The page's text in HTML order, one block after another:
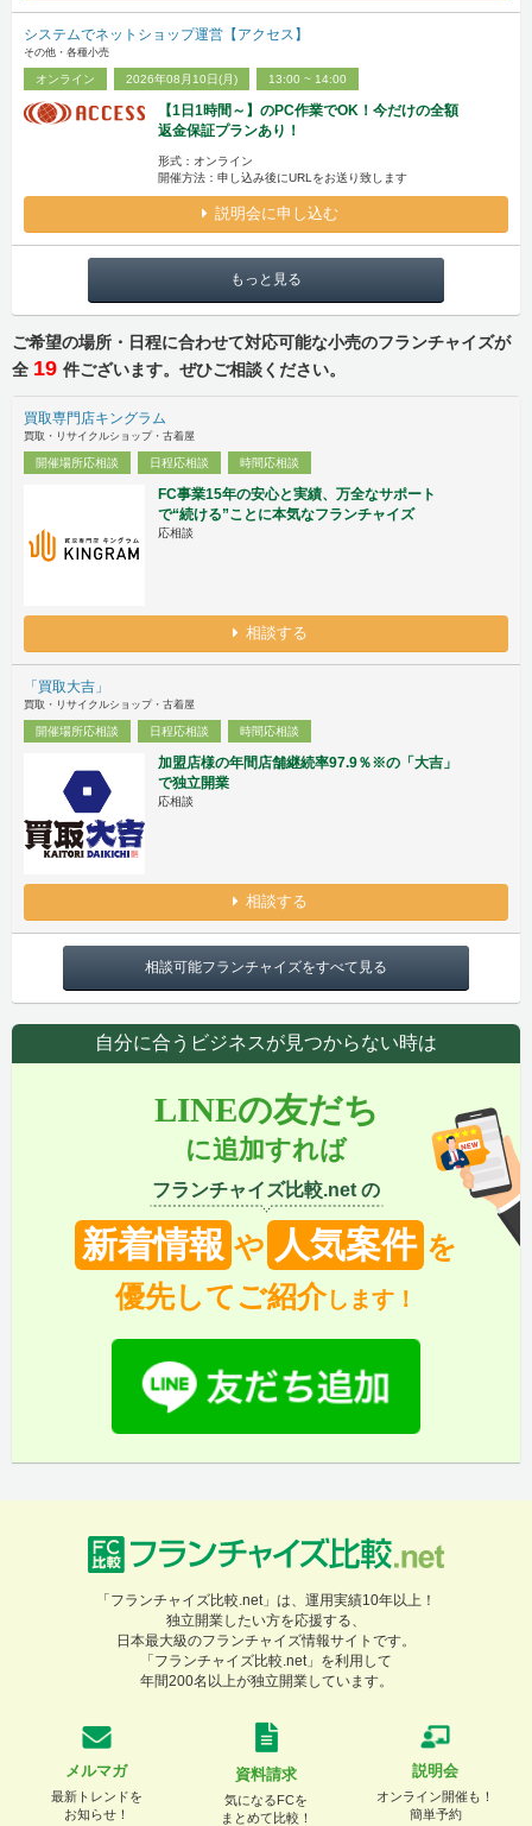
システムでネットショップ運営【アクセス】
その他・各種小売
オンライン 2026年08月10日(月) 13:00 ~ 14:00
【1日1時間～】のPC作業でOK！今だけの全額
返金保証プランあり！
形式：オンライン
開催方法：申し込み後にURLをお送り致します
説明会に申し込む
もっと見る
ご希望の場所・日程に合わせて対応可能な小売のフランチャイズが
全 19 件ございます。ぜひご相談ください。
買取専門店キングラム
買取・リサイクルショップ・古着屋
開催場所応相談 日程応相談 時間応相談
FC事業15年の安心と実績、万全なサポート
で“続ける”ことに本気なフランチャイズ
応相談
相談する
「買取大吉」
買取・リサイクルショップ・古着屋
開催場所応相談 日程応相談 時間応相談
加盟店様の年間店舗継続率97.9％※の「大吉」
で独立開業
応相談
相談する
相談可能フランチャイズをすべて見る
自分に合うビジネスが見つからない時は
LINEの友だち
に追加すれば
フランチャイズ比較.net の
新着情報 や 人気案件 を
優先してご紹介します！
「フランチャイズ比較.net」は、運用実績10年以上！
独立開業したい方を応援する、
日本最大級のフランチャイズ情報サイトです。
「フランチャイズ比較.net」を利用して
年間200名以上が独立開業しています。
メルマガ
最新トレンドを
お知らせ！
資料請求
気になるFCを
まとめて比較！
説明会
オンライン開催も！
簡単予約